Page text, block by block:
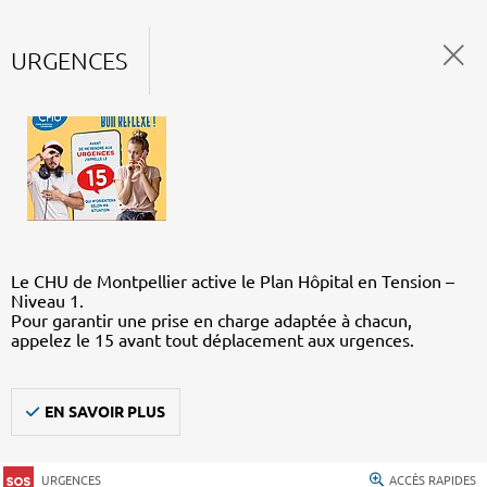
URGENCES
Le CHU de Montpellier active le Plan Hôpital en Tension –
Niveau 1.
Pour garantir une prise en charge adaptée à chacun,
appelez le 15 avant tout déplacement aux urgences.
EN SAVOIR PLUS
URGENCES ACCÈS RAPIDES